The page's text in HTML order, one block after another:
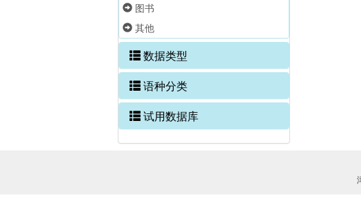
图书
其他
数据类型
语种分类
试用数据库